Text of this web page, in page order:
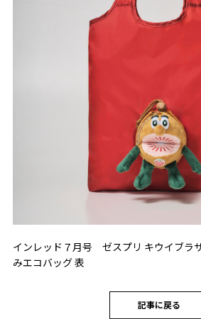
インレッド７月号 ゼスプリ キウイブラ
みエコバッグ 表
記事に戻る